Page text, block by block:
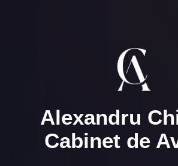
Alexandru
Cabinet de